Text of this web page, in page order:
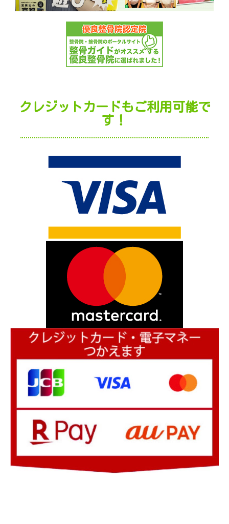
クレジットカードもご利用可能で
す！